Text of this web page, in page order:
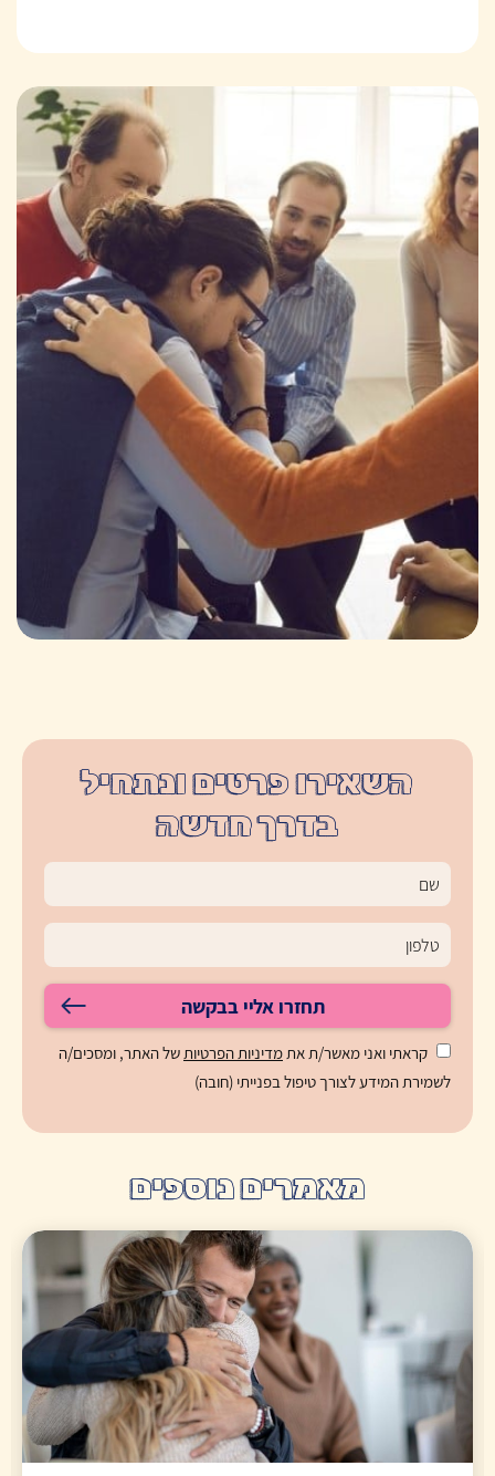
השאירו פרטים ונתחיל
בדרך חדשה
תחזרו אליי בבקשה
קראתי ואני מאשר/ת אתמדיניות הפרטיותשל האתר, ומסכים/ה
לשמירת המידע לצורך טיפול בפנייתי (חובה)
מאמרים נוספים